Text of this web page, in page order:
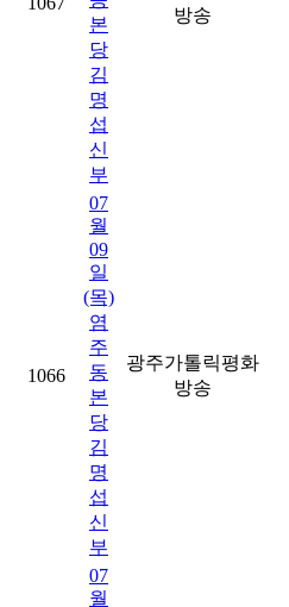
본
당
김
명
섭
신
부
방송
1066
07
월
09
일
(목)
염
주
동
본
당
김
명
섭
신
부
광주가톨릭평화
방송
07
월